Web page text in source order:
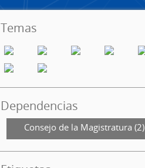
Temas
Dependencias
Consejo de la Magistratura (2)